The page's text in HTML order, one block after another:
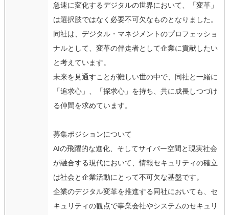
急速に変化するデジタルの世界において、「変革」
は選択肢ではなく必要不可欠なものとなりました。
同社は、デジタル・マネジメントのプロフェッショ
ナルとして、変革の伴走者として企業に貢献したい
と考えています。
未来を見通すことが難しい世の中で、同社と一緒に
「追求心」、「探求心」を持ち、共に成長しつづけ
る仲間を求めています。
募集ポジションについて
AIの飛躍的な進化、そしてサイバー空間と現実社会
が融合する現代において、情報セキュリティの確立
は社会と企業活動にとって不可欠な基盤です。
企業のデジタル変革を推進する同社においても、セ
キュリティの観点で事業会社やシステムのセキュリ